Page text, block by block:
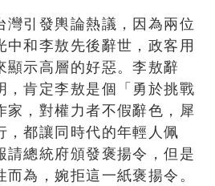
灣引發輿論熱議，因為兩位
中和李敖先後辭世，政客用
顯示高層的好惡。李敖辭
，肯定李敖是個「勇於挑戰
家，對權力者不假辭色，犀
，都讓同時代的年輕人佩
請總統府頒發褒揚令，但是
為，婉拒這一紙褒揚令。